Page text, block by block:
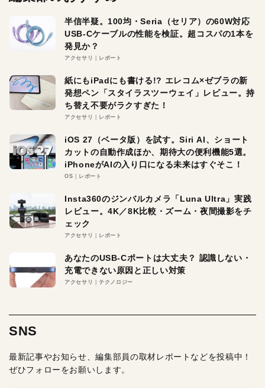
半信半疑。100均・Seria（セリア）の60W対応
USB-Cケーブルの性能を検証。超コスパの1本を
発見か？
アクセサリ レポート
紙にもiPadにも書ける!? エレコム×ゼブラの新
発想ペン「スタイラスツーウェイ」レビュー。持
ち替え不要がラクすぎた！
アクセサリ レポート
iOS 27（ベータ版）を試す。Siri AI、ショート
カットの自動作成ほか、期待大の便利機能5選。
iPhoneがAIの入り口になる未来はすぐそこ！
OS レポート
Insta360のジンバルカメラ「Luna Ultra」実践
レビュー。4K／8K比較・ズーム・夜間撮影をチ
ェック
アクセサリ レポート
あなたのUSB-Cポートは大丈夫？ 認識しない・
充電できない原因と正しい対策
アクセサリ テクノロジー
SNS
最新記事やお知らせ、編集部員の取材レポートなどを投稿中！
ぜひフォローをお願いします。